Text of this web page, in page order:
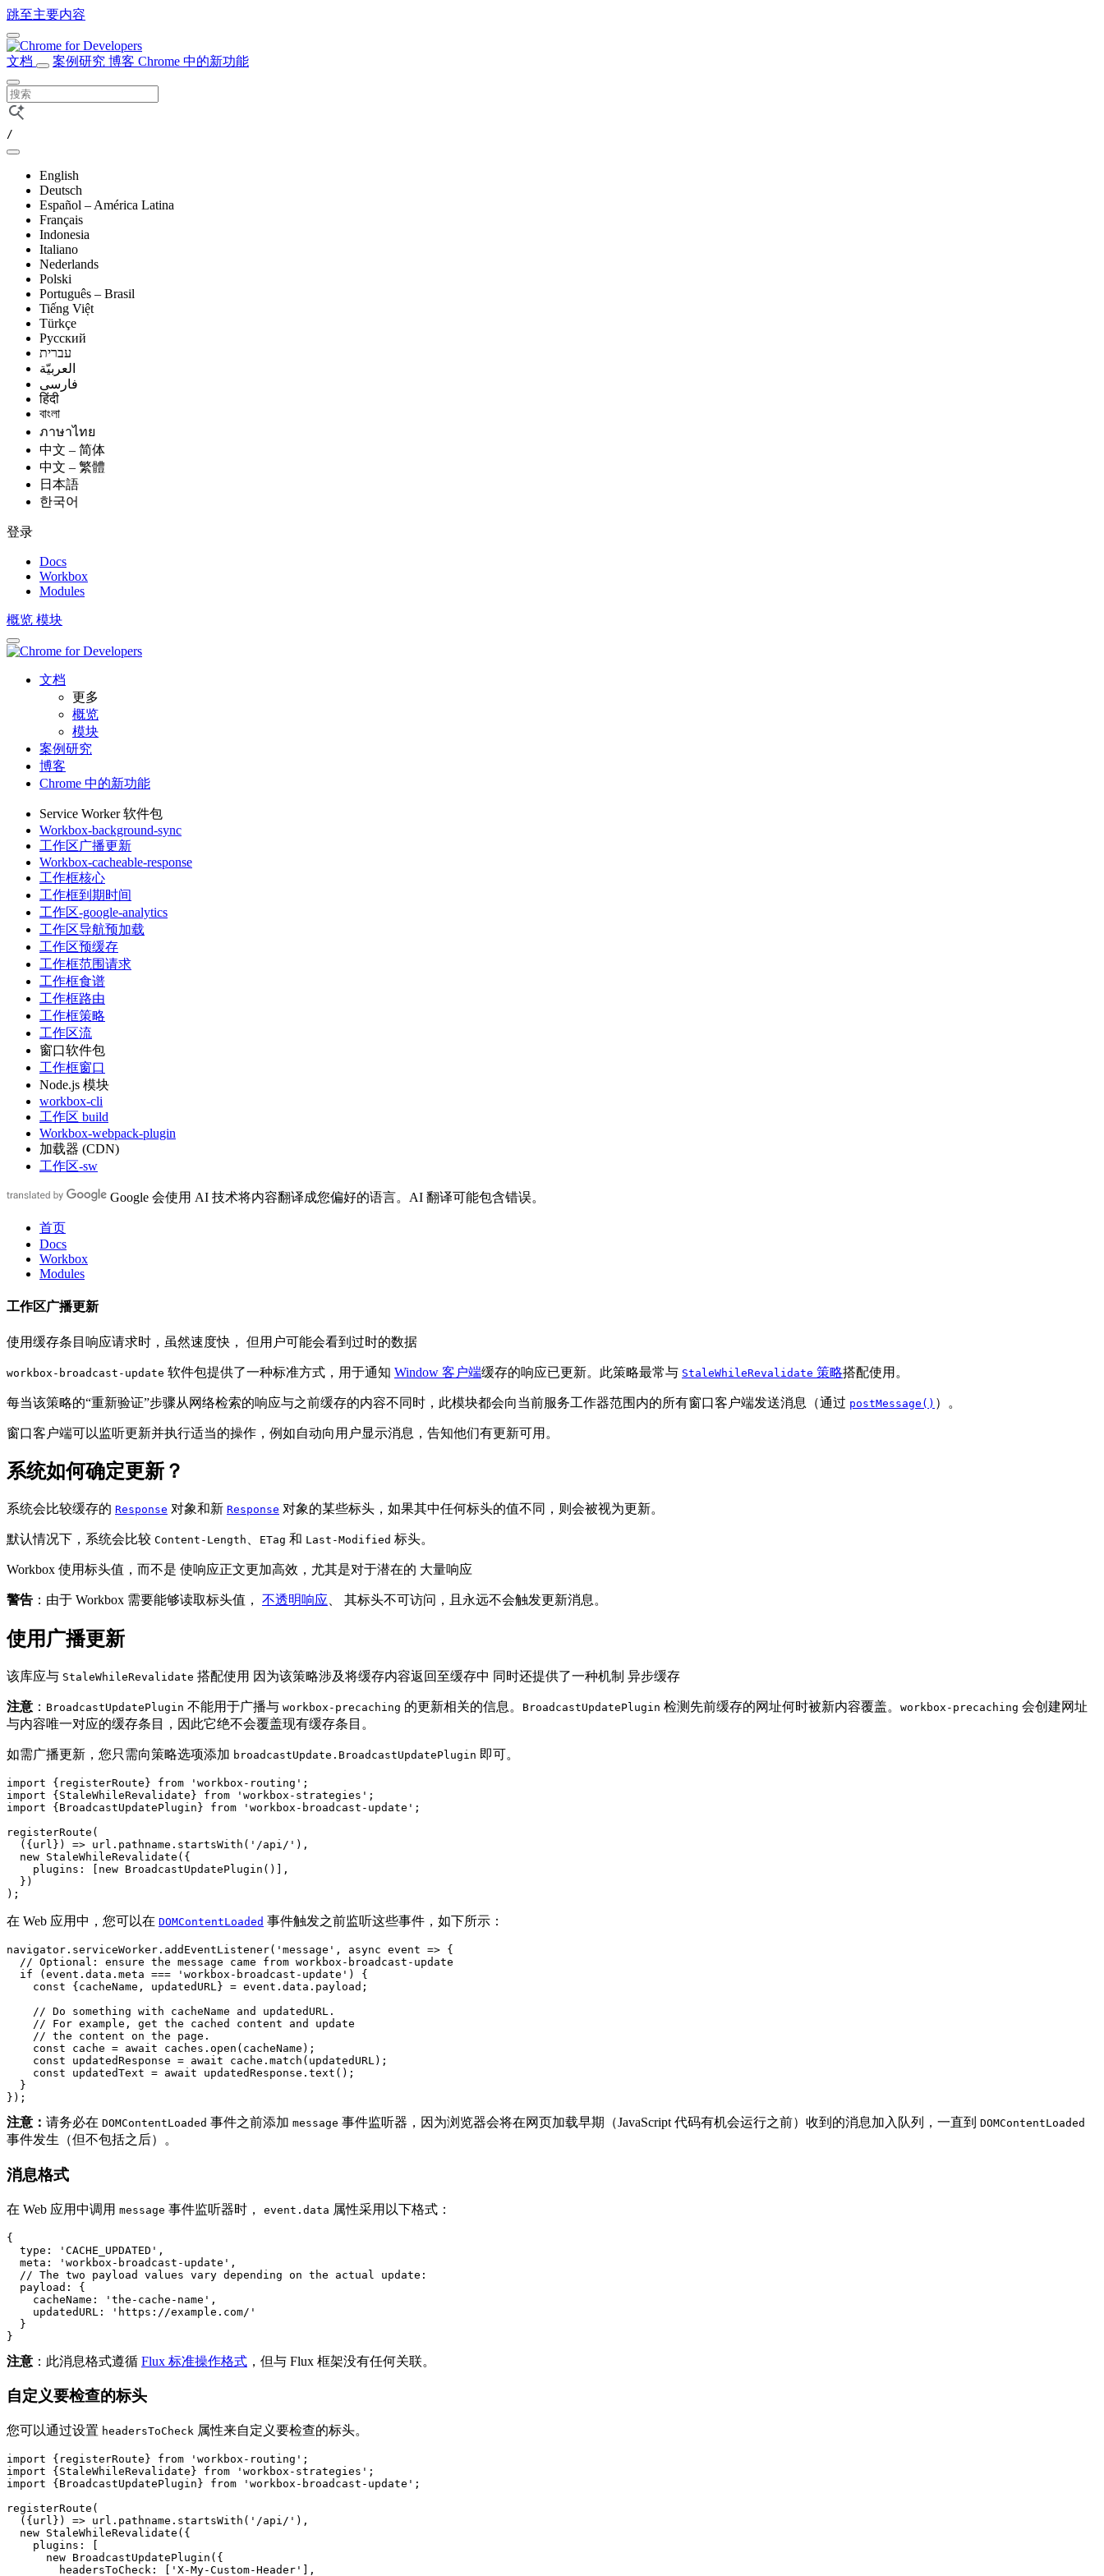
跳至主要内容
文档 案例研究 博客 Chrome 中的新功能
/
English
Deutsch
Español – América Latina
Français
Indonesia
Italiano
Nederlands
Polski
Português – Brasil
Tiếng Việt
Türkçe
Русский
עברית
العربيّة
فارسی
हिंदी
বাংলা
ภาษาไทย
中文 – 简体
中文 – 繁體
日本語
한국어
登录
Docs
Workbox
Modules
概览 模块
文档
更多
概览
模块
案例研究
博客
Chrome 中的新功能
Service Worker 软件包
Workbox-background-sync
工作区广播更新
Workbox-cacheable-response
工作框核心
工作框到期时间
工作区-google-analytics
工作区导航预加载
工作区预缓存
工作框范围请求
工作框食谱
工作框路由
工作框策略
工作区流
窗口软件包
工作框窗口
Node.js 模块
workbox-cli
工作区 build
Workbox-webpack-plugin
加载器 (CDN)
工作区-sw
Google 会使用 AI 技术将内容翻译成您偏好的语言。AI 翻译可能包含错误。
首页
Docs
Workbox
Modules
工作区广播更新
使用缓存条目响应请求时，虽然速度快， 但用户可能会看到过时的数据
workbox-broadcast-update 软件包提供了一种标准方式，用于通知 Window 客户端缓存的响应已更新。此策略最常与 StaleWhileRevalidate 策略搭配使用。
每当该策略的“重新验证”步骤从网络检索的响应与之前缓存的内容不同时，此模块都会向当前服务工作器范围内的所有窗口客户端发送消息（通过 postMessage() ）。
窗口客户端可以监听更新并执行适当的操作，例如自动向用户显示消息，告知他们有更新可用。
系统如何确定更新？
系统会比较缓存的 Response 对象和新 Response 对象的某些标头，如果其中任何标头的值不同，则会被视为更新。
默认情况下，系统会比较 Content-Length ETag 和 Last-Modified 标头。
Workbox 使用标头值，而不是 使响应正文更加高效，尤其是对于潜在的 大量响应
警告 ：由于 Workbox 需要能够读取标头值， 不透明响应 、 其标头不可访问，且永远不会触发更新消息。
使用广播更新
该库应与 StaleWhileRevalidate 搭配使用 因为该策略涉及将缓存内容返回至缓存中 同时还提供了一种机制 异步缓存
注意 ： BroadcastUpdatePlugin 不能用于广播与 workbox-precaching 的更新相关的信息。 BroadcastUpdatePlugin 检测先前缓存的网址何时被新内容覆盖。 workbox-precaching 会创建网址
与内容唯一对应的缓存条目，因此它绝不会覆盖现有缓存条目。
如需广播更新，您只需向策略选项添加 broadcastUpdate.BroadcastUpdatePlugin 即可。
import { registerRoute } from 'workbox-routing' ;
import
{ StaleWhileRevalidate } from 'workbox-strategies' ;
import
{ BroadcastUpdatePlugin } from 'workbox-broadcast-update' ;
registerRoute (
({ url }) => url . pathname . startsWith ( '/api/' ),
new StaleWhileRevalidate ({
plugins : new BroadcastUpdatePlugin ()],
})
);
在 Web 应用中，您可以在 DOMContentLoaded 事件触发之前监听这些事件，如下所示：
navigator . serviceWorker . addEventListener( 'message' , async event => {
// Optional: ensure the message came from workbox-broadcast-update
if
( event . data . meta === 'workbox-broadcast-update' )
{
const
{ cacheName , updatedURL} = event . data . payload ;
// Do something with cacheName and updatedURL.
// For example, get the cached content and update
// the content on the page.
const
cache = await caches . open ( cacheName );
const
updatedResponse = await cache . match ( updatedURL);
const
updatedText = await updatedResponse . text ();
}
});
注意： 请务必在 DOMContentLoaded 事件之前添加 message 事件监听器，因为浏览器会将在网页加载早期（JavaScript 代码有机会运行之前）收到的消息加入队列，一直到 DOMContentLoaded
事件发生（但不包括之后）。
消息格式
在 Web 应用中调用 message 事件监听器时， event.data 属性采用以下格式：
{
type : 'CACHE_UPDATED' ,
meta : 'workbox-broadcast-update' ,
// The two payload values vary depending on the actual update:
payload :
{
cacheName : 'the-cache-name' ,
updatedURL :
'https://example.com/'
}
}
注意 ：此消息格式遵循 Flux 标准操作格式 ，但与 Flux 框架没有任何关联。
自定义要检查的标头
您可以通过设置 headersToCheck 属性来自定义要检查的标头。
import { registerRoute } from 'workbox-routing' ;
import
{ StaleWhileRevalidate } from 'workbox-strategies' ;
import
{ BroadcastUpdatePlugin } from 'workbox-broadcast-update' ;
registerRoute (
({ url }) => url . pathname . startsWith ( '/api/' ),
new StaleWhileRevalidate ({
plugins :
new BroadcastUpdatePlugin ({
headersToCheck : 'X-My-Custom-Header' ],